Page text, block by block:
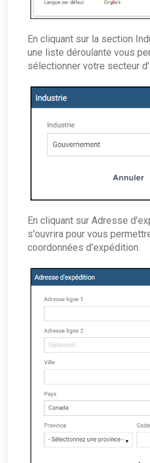
En cliquant sur la section
une liste déroulante vous
sélectionner votre secteur
En cliquant sur Adresse
s'ouvrira pour vous
coordonnées d'expédition.